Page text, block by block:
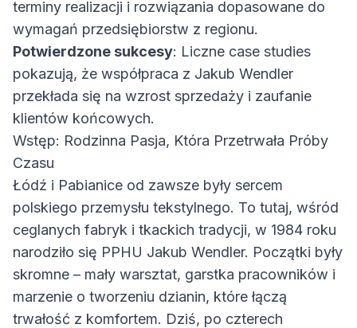
terminy realizacji i rozwiązania dopasowane do
wymagań przedsiębiorstw z regionu.
Potwierdzone sukcesy: Liczne case studies
pokazują, że współpraca z Jakub Wendler
przekłada się na wzrost sprzedaży i zaufanie
klientów końcowych.
Wstęp: Rodzinna Pasja, Która Przetrwała Próby
Czasu
Łódź i Pabianice od zawsze były sercem
polskiego przemysłu tekstylnego. To tutaj, wśród
ceglanych fabryk i tkackich tradycji, w 1984 roku
narodziło się PPHU Jakub Wendler. Początki były
skromne – mały warsztat, garstka pracowników i
marzenie o tworzeniu dzianin, które łączą
trwałość z komfortem. Dziś, po czterech